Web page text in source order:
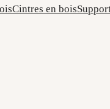
Cintres en bois